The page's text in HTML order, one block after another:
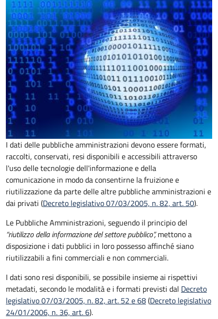
I dati delle pubbliche amministrazioni devono essere formati,
raccolti, conservati, resi disponibili e accessibili attraverso
l'uso delle tecnologie dell'informazione e della
comunicazione in modo da consentirne la fruizione e
riutilizzazione da parte delle altre pubbliche amministrazioni e
dai privati (Decreto legislativo 07/03/2005, n. 82, art. 50).
Le Pubbliche Amministrazioni, seguendo il principio del
“riutilizzo della informazione del settore pubblico”,mettono a
disposizione i dati pubblici in loro possesso affinché siano
riutilizzabili a fini commerciali e non commerciali.
I dati sono resi disponibili, se possibile insieme ai rispettivi
metadati, secondo le modalità e i formati previsti dal Decreto
legislativo 07/03/2005, n. 82, art. 52 e 68(Decreto legislativo
24/01/2006, n. 36, art. 6).